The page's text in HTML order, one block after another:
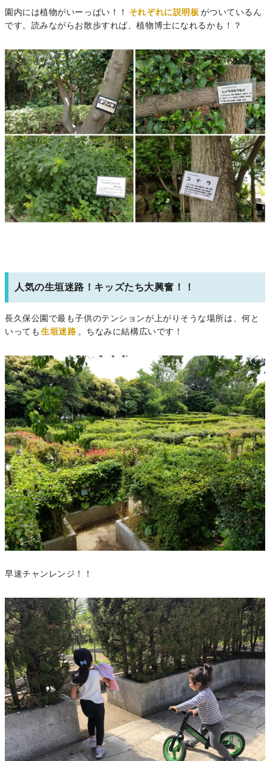
園内には植物がいーっぱい！！ それぞれに説明板 がついているん
です。読みながらお散歩すれば、植物博士になれるかも！？
人気の生垣迷路！キッズたち大興奮！！
長久保公園で最も子供のテンションが上がりそうな場所は、何と
いっても 生垣迷路 。ちなみに結構広いです！
早速チャンレンジ！！